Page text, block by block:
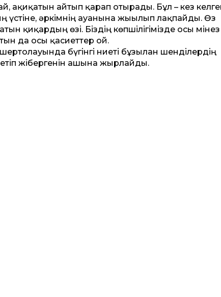
ақиқатын айтып қарап отырады. Бұл – кез
әркімнің ауанына жығылып лақпайды. Өз
қиқардың өзі. Біздің көпшілігімізде осы мінез
да осы қасиеттер ғой.
бүгінгі ниеті бұзылған шенділердің
жібергенін ашына жырлайды.